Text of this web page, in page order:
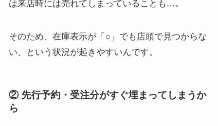
は来店時には売れてしまっていることも…。
そのため、在庫表示が「○」でも店頭で見つからな
い、という状況が起きやすいんです。
② 先行予約・受注分がすぐ埋まってしまうか
ら